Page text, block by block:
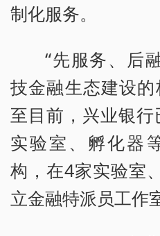
制化服务。
“先服务、后
技金融生态建设
至目前，兴业银
实验室、孵化器
构，在4家实验室
立金融特派员工作